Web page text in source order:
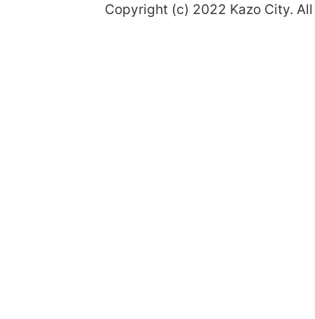
Copyright (c) 2022 Kazo City.